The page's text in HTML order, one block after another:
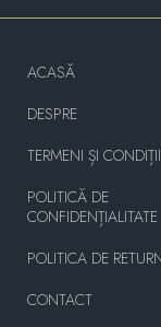
ACASĂ
DESPRE
TERMENI ȘI CONDIȚII
POLITICĂ DE
CONFIDENȚIALITATE
POLITICA DE
CONTACT